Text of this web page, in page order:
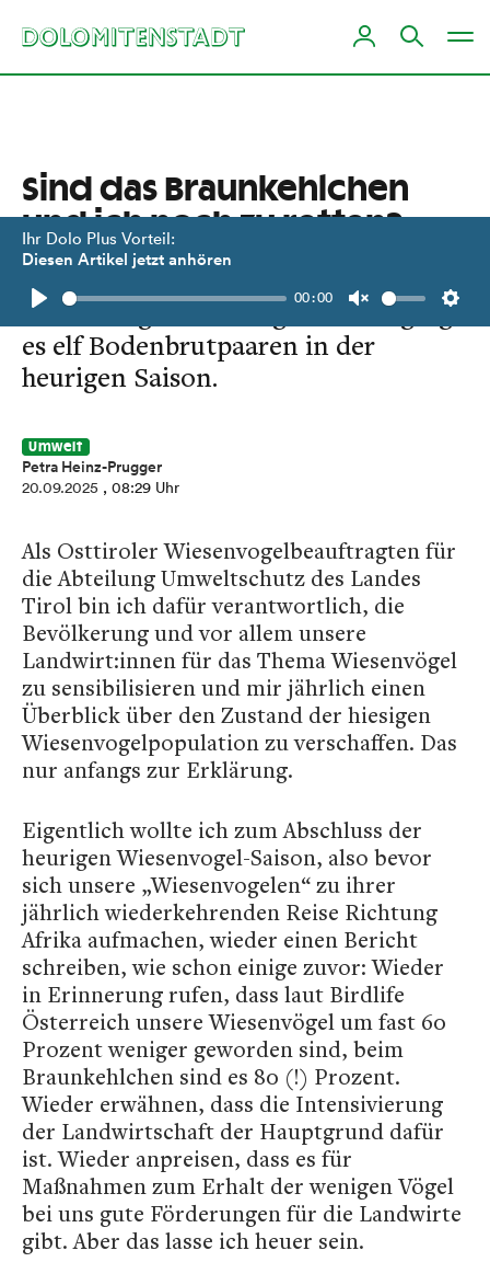
Ihr Dolo Plus Vorteil:
Diesen Artikel jetzt anhören
Play
00:00
Unmute
Sind das Braunkehlchen
und ich noch zu retten?
Erfahrungsbericht einer
Wiesenvogelbeauftragten. So erging
es elf Bodenbrutpaaren in der
heurigen Saison.
Umwelt
Petra Heinz-Prugger
20.09.2025 , 08:29 Uhr
Als Osttiroler Wiesenvogelbeauftragten für
die Abteilung Umweltschutz des Landes
Tirol bin ich dafür verantwortlich, die
Bevölkerung und vor allem unsere
Landwirt:innen für das Thema Wiesenvögel
zu sensibilisieren und mir jährlich einen
Überblick über den Zustand der hiesigen
Wiesenvogelpopulation zu verschaffen. Das
nur anfangs zur Erklärung.
Eigentlich wollte ich zum Abschluss der
heurigen Wiesenvogel-Saison, also bevor
sich unsere „Wiesenvogelen“ zu ihrer
jährlich wiederkehrenden Reise Richtung
Afrika aufmachen, wieder einen Bericht
schreiben, wie schon einige zuvor: Wieder
in Erinnerung rufen, dass laut Birdlife
Österreich unsere Wiesenvögel um fast 60
Prozent weniger geworden sind, beim
Braunkehlchen sind es 80 (!) Prozent.
Wieder erwähnen, dass die Intensivierung
der Landwirtschaft der Hauptgrund dafür
ist. Wieder anpreisen, dass es für
Maßnahmen zum Erhalt der wenigen Vögel
bei uns gute Förderungen für die Landwirte
gibt. Aber das lasse ich heuer sein.